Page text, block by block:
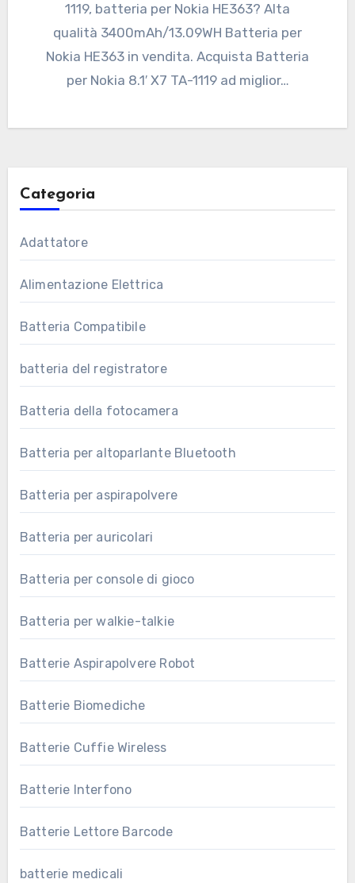
1119, batteria per Nokia HE363? Alta
qualità 3400mAh/13.09WH Batteria per
Nokia HE363 in vendita. Acquista Batteria
per Nokia 8.1′ X7 TA-1119 ad miglior…
Categoria
Adattatore
Alimentazione Elettrica
Batteria Compatibile
batteria del registratore
Batteria della fotocamera
Batteria per altoparlante Bluetooth
Batteria per aspirapolvere
Batteria per auricolari
Batteria per console di gioco
Batteria per walkie-talkie
Batterie Aspirapolvere Robot
Batterie Biomediche
Batterie Cuffie Wireless
Batterie Interfono
Batterie Lettore Barcode
batterie medicali